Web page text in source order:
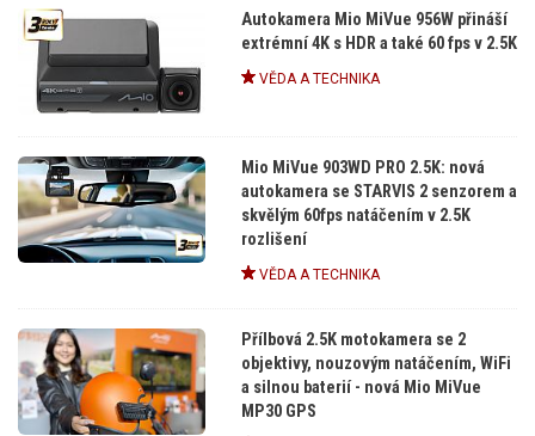
Autokamera Mio MiVue 956W přináší
extrémní 4K s HDR a také 60 fps v 2.5K
VĚDA A TECHNIKA
Mio MiVue 903WD PRO 2.5K: nová
autokamera se STARVIS 2 senzorem a
skvělým 60fps natáčením v 2.5K
rozlišení
VĚDA A TECHNIKA
Přílbová 2.5K motokamera se 2
objektivy, nouzovým natáčením, WiFi
a silnou baterií - nová Mio MiVue
MP30 GPS